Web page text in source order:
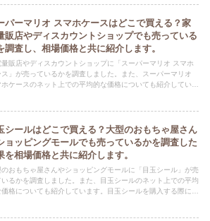
パーマリオ スマホケースはどこで買える？家
販店やディスカウントショップでも売っている
調査し、相場価格と共に紹介します。
量販店やディスカウントショップに「スーパーマリオ スマホ
ス」が売っているかを調査しました。また、スーパーマリオ
ホケースのネット上での平均的な価格についても紹介していま
シールはどこで買える？大型のおもちゃ屋さん
ョッピングモールでも売っているかを調査した
を相場価格と共に紹介します。
のおもちゃ屋さんやショッピングモールに「目玉シール」が売
いるかを調査しました。また、目玉シールのネット上での平均
価格についても紹介しています。目玉シールを購入する際にぜ